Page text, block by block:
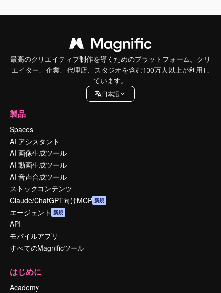
最高のクリエイティブ制作を導くためのプラットフォーム。クリ
エイター、企業、代理店、スタジオを含む100万人以上が利用し
ています。
日本語
製品
Spaces
AI アシスタント
AI 画像生成ツール
AI 動画生成ツール
AI 音声合成ツール
ストックコンテンツ
Claude/ChatGPT向けMCP 新規
エージェント 新規
API
モバイルアプリ
すべてのMagnificツール
はじめに
Academy